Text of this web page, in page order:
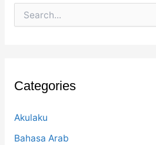
o
Categories
Akulaku
Bahasa Arab